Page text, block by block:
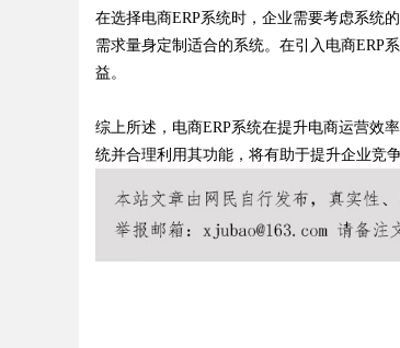
在选择电商ERP系统时，企业需要考虑系统
需求量身定制适合的系统。在引入电商ERP
益。
综上所述，电商ERP系统在提升电商运营效
统并合理利用其功能，将有助于提升企业竞